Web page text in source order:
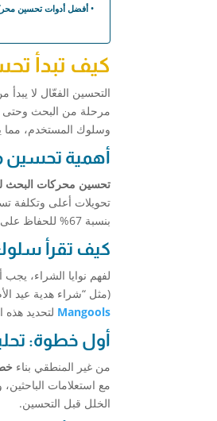
أفضل أدوات تحسين
كيف تبدأ
التحسين الفعّال لا
مرحلة من البحث وحتى
وسلوك المستخدم،
أهمية تحسين
تحسين محركات البحث
تحويلات أعلى وتكلفة
بنسبة 67% للحفاظ على الظهور طويل الأمد مقارنة بالمتاجر التي تعتمد فقط على الإعلانات.
كيف تقرأ
لفهم نوايا الشراء،
(مثل “شراء هدية عيد
Mangools لتحديد
أول خطوة:
من غير المنطقي بناء
مع استعلامات
الخلل قبل التحسين.